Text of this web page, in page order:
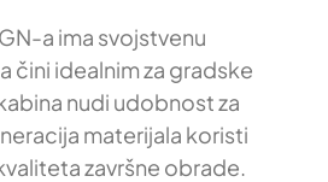
a ima svojstvenu
čini idealnim za gradske
nudi udobnost za
materijala koristi
završne obrade.